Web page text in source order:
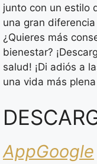
junto con un estilo
una gran
¿Quieres más
bienestar?
salud! ¡Di adiós a
una vida más
AppGoogle